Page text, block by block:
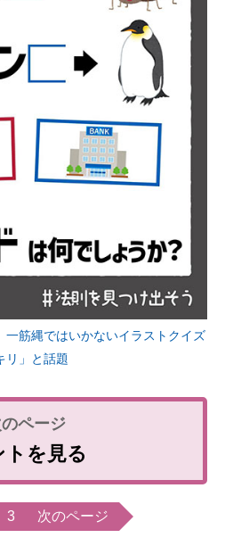
筋縄ではいかないイラストクイズ
リ」と話題
トを見る
3 次のページ